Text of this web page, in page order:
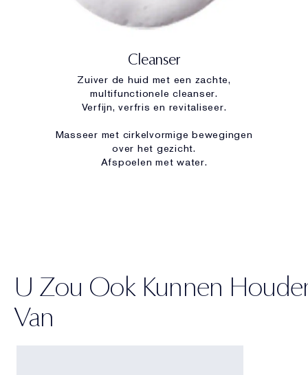
Cleanser
Zuiver de huid met een zachte,
multifunctionele cleanser.
Verfijn, verfris en revitaliseer.
Masseer met cirkelvormige bewegingen
over het gezicht.
Afspoelen met water.
U Zou Ook Kunnen
Van